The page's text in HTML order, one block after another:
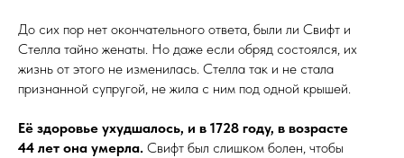
До сих пор нет окончательного ответа, были ли Свифт и
Стелла тайно женаты. Но даже если обряд состоялся, их
жизнь от этого не изменилась. Стелла так и не стала
признанной супругой, не жила с ним под одной крышей.
Её здоровье ухудшалось, и в 1728 го­ду, в возрасте
44 лет она умерла. Свифт был слишком болен, чтобы